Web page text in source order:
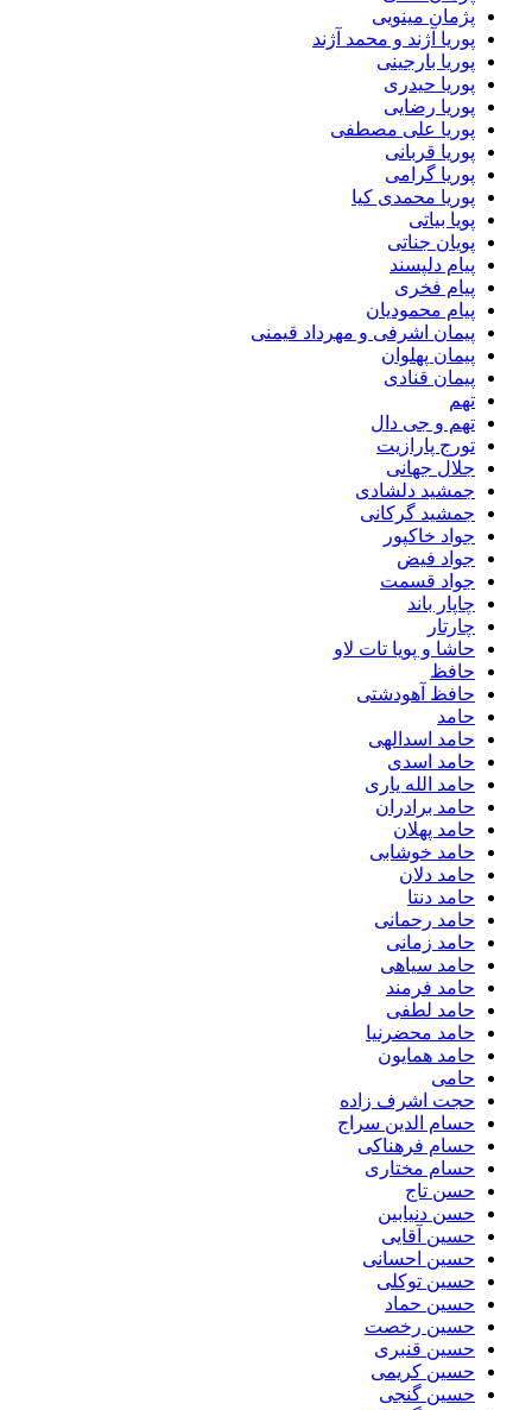
پژمان مینویی
پوریا آژند و محمد آژند
پوریا بارجینی
پوریا حیدری
پوریا رضایی
پوریا علی مصطفی
پوریا قربانی
پوریا گرامی
پوریا محمدی کیا
پویا بیاتی
پویان جناتی
پیام دلپسند
پیام فخری
پیام محمودیان
پیمان اشرفی و مهرداد قیمنی
پیمان پهلوان
پیمان قنادی
تهم
تهم و جی دال
تورج پارازیت
جلال جهانی
جمشید دلشادی
جمشید گرکانی
جواد خاکپور
جواد فیض
جواد قسمت
چاپار باند
چارتار
حاشا و پویا تات لاو
حافظ
حافظ آهودشتی
حامد
حامد اسدالهی
حامد اسدی
حامد الله یاری
حامد برادران
حامد پهلان
حامد خوشابی
حامد دلان
حامد دنتا
حامد رحمانی
حامد زمانی
حامد سیاهی
حامد فرمند
حامد لطفی
حامد محضرنیا
حامد همایون
حامی
حجت اشرف زاده
حسام الدین سراج
حسام فرهناکی
حسام مختاری
حسن تاج
حسن دنیابین
حسین آقایی
حسین احسانی
حسین توکلی
حسین حماد
حسین رخصت
حسین قنبری
حسین کریمی
حسین گنجی